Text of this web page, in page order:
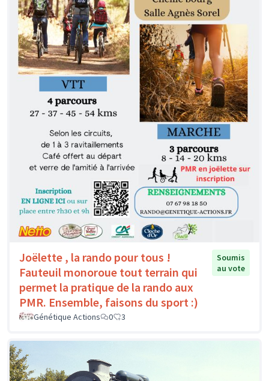
Joëlette , la rando pour tous !
Fauteuil monoroue tout terrain qui
permet la pratique de la rando aux
PMR. Ensemble, faisons du sport :)
Soumis
au vote
Génétique Actions 0 3